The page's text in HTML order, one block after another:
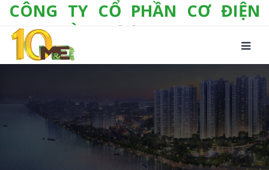
CÔNG TY CỔ PHẦN CƠ ĐIỆN
LẠNH VÀ THƯƠNG MẠI M&E
Số 10/357 Tam Trinh, P. Hoàng Văn Thụ, Q.
Hoàng Mai, TP. Hà Nội
Fax: +(84-24) 3 632 1297
Email: info@megroup.vn Website: www.megroup.vn